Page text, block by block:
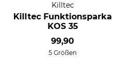
Killtec
Killtec Funktionsparka
KOS 35
99,90
5 Größen